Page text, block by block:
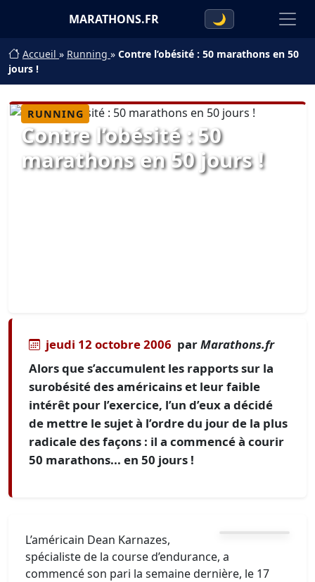
MARATHONS.FR 🌙
Accueil » Running » Contre l’obésité : 50 marathons en 50
jours !
RUNNING
Contre l’obésité : 50
marathons en 50 jours !
jeudi 12 octobre 2006 parMarathons.fr
Alors que s’accumulent les rapports sur la
surobésité des américains et leur faible
intérêt pour l’exercice, l’un d’eux a décidé
de mettre le sujet à l’ordre du jour de la plus
radicale des façons : il a commencé à courir
50 marathons... en 50 jours !
L’américain Dean Karnazes,
spécialiste de la course d’endurance, a
commencé son pari la semaine dernière, le 17